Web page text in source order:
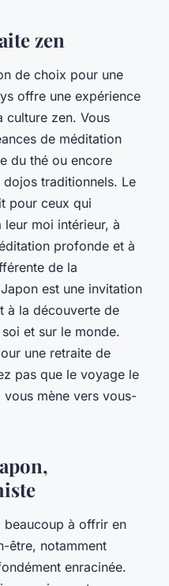
zen
de choix pour une
offre une expérience
culture zen. Vous
de méditation
du thé ou encore
traditionnels. Le
pour ceux qui
moi intérieur, à
profonde et à
de la
est une invitation
à la découverte de
et sur le monde.
une retraite de
pas que le voyage le
mène vers vous-
beaucoup à offrir en
être, notamment
enracinée.